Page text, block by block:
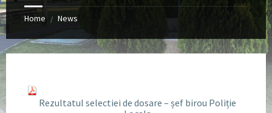
Home / News
Rezultatul selectiei de dosare – șef birou Poliție